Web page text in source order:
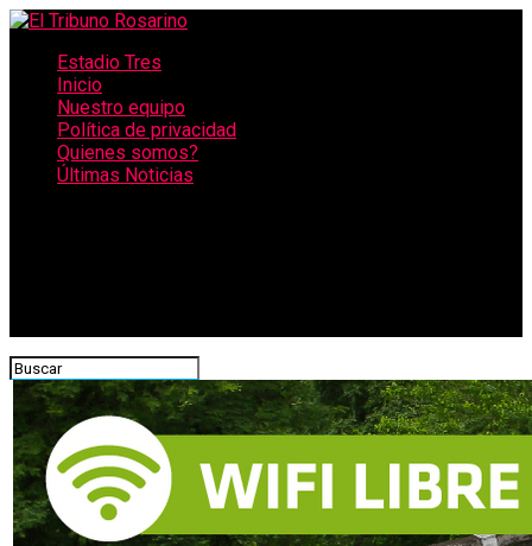
Estadio Tres
Inicio
Nuestro equipo
Política de privacidad
Quienes somos?
Últimas Noticias